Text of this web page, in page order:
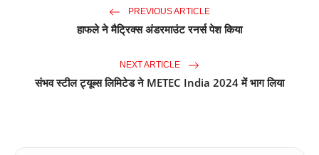
PREVIOUS ARTICLE
हाफले ने मैट्रिक्स अंडरमाउंट रनर्स पेश किया
NEXT ARTICLE
संभव स्टील ट्यूब्स लिमिटेड ने METEC India 2024 में भाग लिया